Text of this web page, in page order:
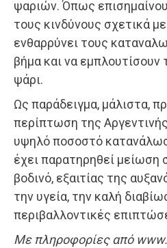
ψαριών. Όπως
τους κινδύνους σχετικά
ενθαρρύνει τους
βήμα και να εμπλουτίσουν
ψάρι.
Ως παράδειγμα, μάλιστα,
περίπτωση της
υψηλό ποσοστό
έχει παρατηρηθεί μείωση
βοδινό, εξαιτίας της
την υγεία, την καλή
περιβαλλοντικές
Με πληροφορίες από